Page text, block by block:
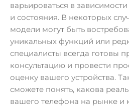
варьироваться в
и состояния. В некоторых
модели могут быть
уникальных функций или
специалисты всегда готовы
консультацию и провести
оценку вашего устройства.
сможете понять, какова
вашего телефона на рынке и